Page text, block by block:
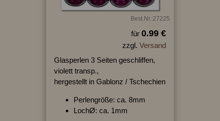
Best.Nr.:27225
für 0.99 €
zzgl. Versand
Glasperlen 3 Seiten geschliffen,
violett transp.,
hergestellt in Gablonz / Tschechien
Perlengröße: ca. 8mm
LochØ: ca. 1mm